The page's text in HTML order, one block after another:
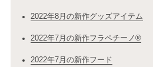
2022年8月の新作グッズアイテム
2022年7月の新作フラペチーノ®
2022年7月の新作フード